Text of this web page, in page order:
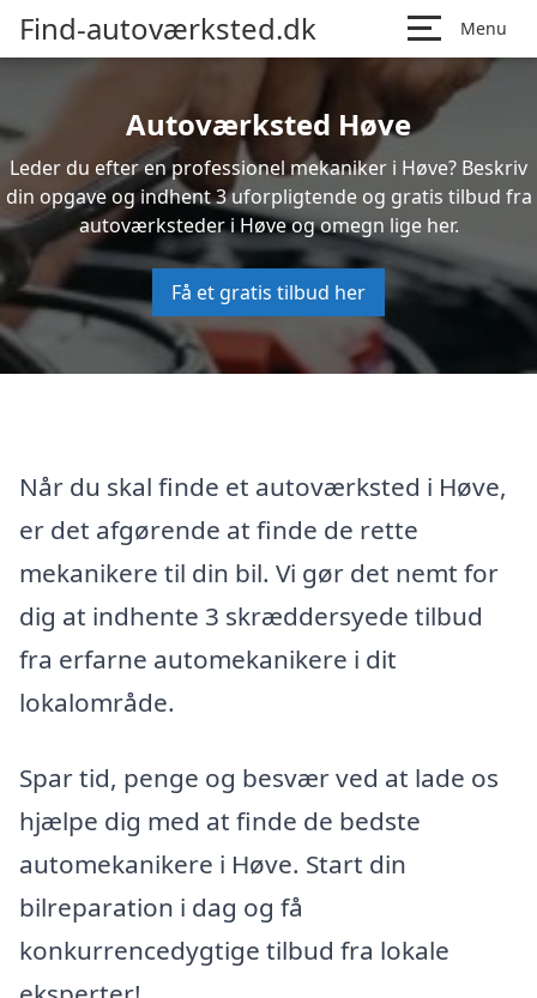
Find-autoværksted.dk Menu
Autoværksted Høve
Leder du efter en professionel mekaniker i Høve? Beskriv
din opgave og indhent 3 uforpligtende og gratis tilbud fra
autoværksteder i Høve og omegn lige her.
Få et gratis tilbud her
Når du skal finde et autoværksted i Høve,
er det afgørende at finde de rette
mekanikere til din bil. Vi gør det nemt for
dig at indhente 3 skræddersyede tilbud
fra erfarne automekanikere i dit
lokalområde.
Spar tid, penge og besvær ved at lade os
hjælpe dig med at finde de bedste
automekanikere i Høve. Start din
bilreparation i dag og få
konkurrencedygtige tilbud fra lokale